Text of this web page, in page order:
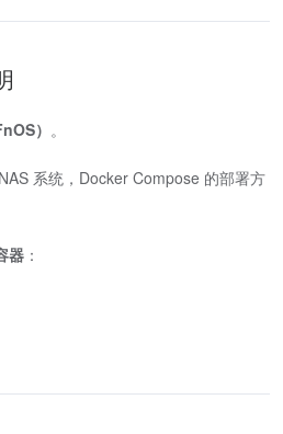
） 。
系统，Docker Compose 的部署方
器 ：